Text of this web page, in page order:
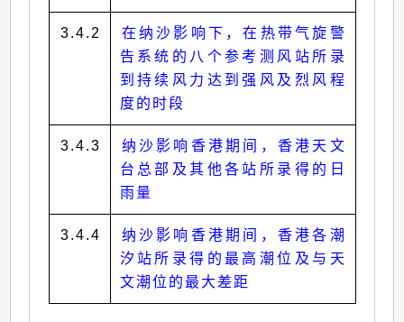
3.4.2
在纳沙影响下，在热带气旋警
告系统的八个参考测风站所录
到持续风力达到强风及烈风程
度的时段
3.4.3
纳沙影响香港期间，香港天文
台总部及其他各站所录得的日
雨量
3.4.4
纳沙影响香港期间，香港各潮
汐站所录得的最高潮位及与天
文潮位的最大差距